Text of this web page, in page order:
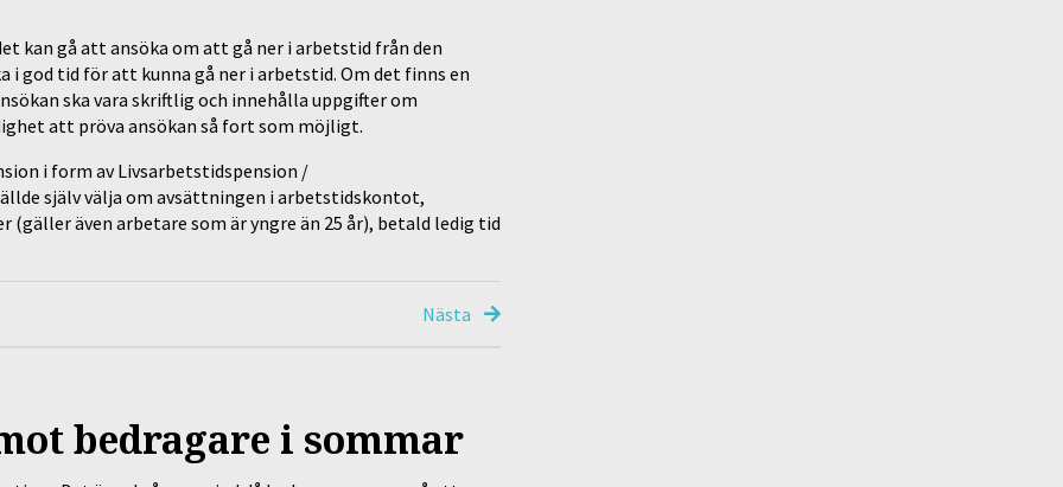
kan gå att ansöka om att gå ner i arbetstid från den
i god tid för att kunna gå ner i arbetstid. Om det finns en
ska vara skriftlig och innehålla uppgifter om
att pröva ansökan så fort som möjligt.
i form av Livsarbetstidspension /
själv välja om avsättningen i arbetstidskontot,
även arbetare som är yngre än 25 år), betald ledig tid
Nästa
bedragare i sommar